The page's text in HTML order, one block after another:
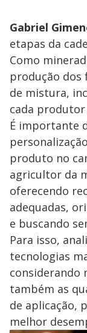
Gabriel
etapas da
Como
produção dos
de mistura,
cada
É importante
produto no
agricultor da
oferecendo
adequadas,
e buscando
Para isso,
tecnologias
considerando
também as
de aplicação,
melhor